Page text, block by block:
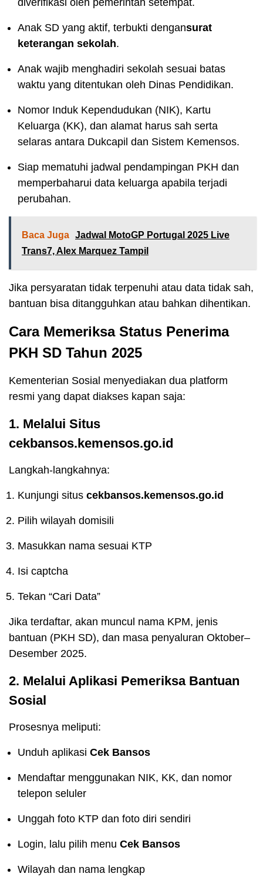
diverifikasi oleh pemerintah setempat.
Anak SD yang aktif, terbukti dengansurat
keterangan sekolah.
Anak wajib menghadiri sekolah sesuai batas
waktu yang ditentukan oleh Dinas Pendidikan.
Nomor Induk Kependudukan (NIK), Kartu
Keluarga (KK), dan alamat harus sah serta
selaras antara Dukcapil dan Sistem Kemensos.
Siap mematuhi jadwal pendampingan PKH dan
memperbaharui data keluarga apabila terjadi
perubahan.
Baca Juga Jadwal MotoGP Portugal 2025 Live
Trans7, Alex Marquez Tampil
Jika persyaratan tidak terpenuhi atau data tidak sah,
bantuan bisa ditangguhkan atau bahkan dihentikan.
Cara Memeriksa Status Penerima
PKH SD Tahun 2025
Kementerian Sosial menyediakan dua platform
resmi yang dapat diakses kapan saja:
1. Melalui Situs
cekbansos.kemensos.go.id
Langkah-langkahnya:
Kunjungi situs cekbansos.kemensos.go.id
Pilih wilayah domisili
Masukkan nama sesuai KTP
Isi captcha
Tekan “Cari Data”
Jika terdaftar, akan muncul nama KPM, jenis
bantuan (PKH SD), dan masa penyaluran Oktober–
Desember 2025.
2. Melalui Aplikasi Pemeriksa Bantuan
Sosial
Prosesnya meliputi:
Unduh aplikasi Cek Bansos
Mendaftar menggunakan NIK, KK, dan nomor
telepon seluler
Unggah foto KTP dan foto diri sendiri
Login, lalu pilih menu Cek Bansos
Wilayah dan nama lengkap